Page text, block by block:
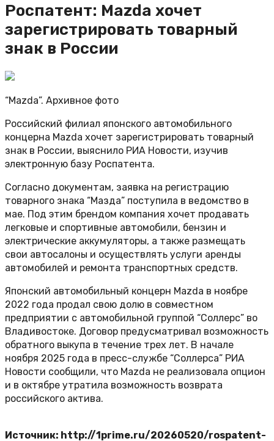
Роспатент: Mazda хочет
зарегистрировать товарный
знак в России
“Mazda”. Архивное фото
Российский филиал японского автомобильного
концерна Mazda хочет зарегистрировать товарный
знак в России, выяснило РИА Новости, изучив
электронную базу Роспатента.
Согласно документам, заявка на регистрацию
товарного знака “Мазда” поступила в ведомство в
мае. Под этим брендом компания хочет продавать
легковые и спортивные автомобили, бензин и
электрические аккумуляторы, а также размещать
свои автосалоны и осуществлять услуги аренды
автомобилей и ремонта транспортных средств.
Японский автомобильный концерн Mazda в ноябре
2022 года продал свою долю в совместном
предприятии с автомобильной группой “Соллерс” во
Владивостоке. Договор предусматривал возможность
обратного выкупа в течение трех лет. В начале
ноября 2025 года в пресс-службе “Соллерса” РИА
Новости сообщили, что Mazda не реализовала опцион
и в октябре утратила возможность возврата
российского актива.
Источник: http://1prime.ru/20260520/rospatent-